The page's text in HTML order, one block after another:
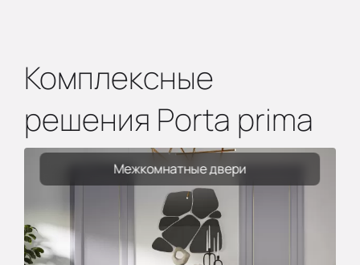
Комплексные
решения Porta prima
Межкомнатные двери